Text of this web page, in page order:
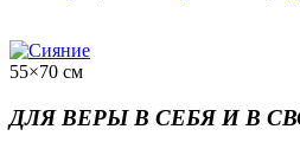
55×70 см
ДЛЯ ВЕРЫ В СЕБЯ И В